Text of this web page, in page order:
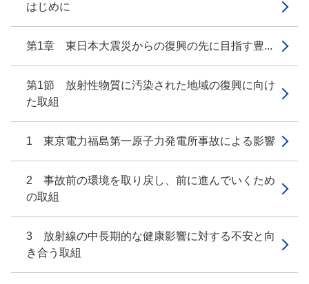
はじめに
第1章 東日本大震災からの復興の先に目指す豊...
第1節 放射性物質に汚染された地域の復興に向け
た取組
1 東京電力福島第一原子力発電所事故による影響
2 事故前の環境を取り戻し、前に進んでいくため
の取組
3 放射線の中長期的な健康影響に対する不安と向
き合う取組